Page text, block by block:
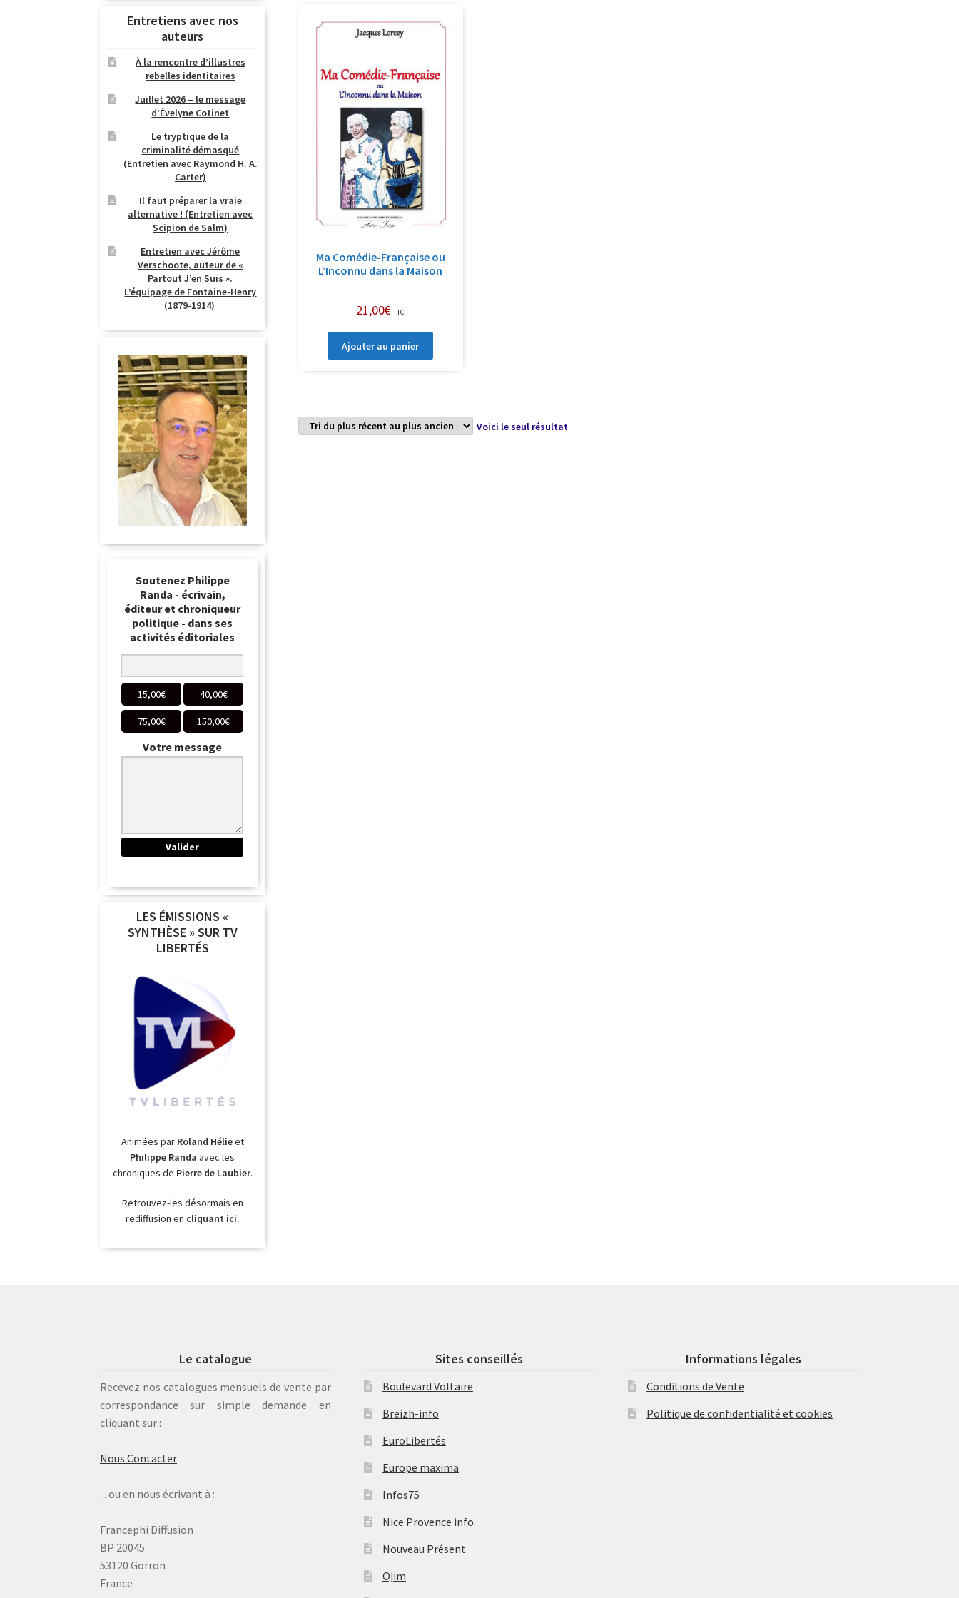
Ma Comédie-Française ou
L’Inconnu dans la Maison
21,00€ TTC
Ajouter au panier
Voici le seul résultat
Entretiens avec nos
auteurs
À la rencontre d’illustres
rebelles identitaires
Juillet 2026 – le message
d’Évelyne Cotinet
Le tryptique de la
criminalité démasqué
(Entretien avec Raymond H. A.
Carter)
Il faut préparer la vraie
alternative ! (Entretien avec
Scipion de Salm)
Entretien avec Jérôme
Verschoote, auteur de «
Partout J’en Suis ».
L’équipage de Fontaine-Henry
(1879-1914)
Soutenez Philippe
Randa - écrivain,
éditeur et chroniqueur
politique - dans ses
activités éditoriales
15,00€ 40,00€
75,00€ 150,00€
Votre message
LES ÉMISSIONS «
SYNTHÈSE » SUR TV
LIBERTÉS
Animées par Roland Hélieet
Philippe Randa avec les
chroniques de Pierre de Laubier.
Retrouvez-les désormais en
rediffusion en cliquant ici.
Le catalogue
Recevez nos catalogues mensuels de vente par
correspondance sur simple demande en
cliquant sur :
Nous Contacter
... ou en nous écrivant à :
Francephi Diffusion
BP 20045
53120 Gorron
France
Sites conseillés
Boulevard Voltaire
Breizh-info
EuroLibertés
Europe maxima
Infos75
Nice Provence info
Nouveau Présent
Ojim
Informations légales
Conditions de Vente
Politique de confidentialité et cookies